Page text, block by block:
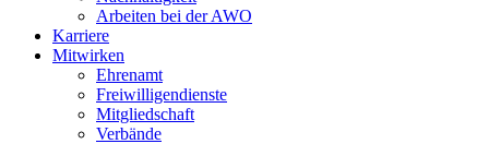
Arbeiten bei der AWO
Karriere
Mitwirken
Ehrenamt
Freiwilligendienste
Mitgliedschaft
Verbände